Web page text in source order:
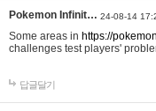
Pokemon Infinit… 24-08-14
Some areas in https://
challenges test players'
답글달기